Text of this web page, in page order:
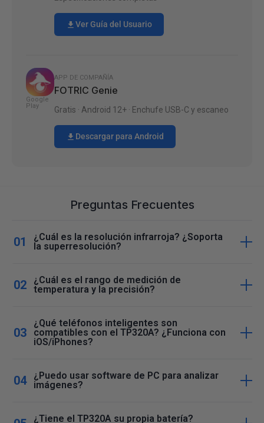
Ver Guía del Usuario
APP DE COMPAÑÍA
FOTRIC Genie
Gratis · Android 12+ · Enchufe USB-C y escaneo
Descargar para Android
Google
Play
Preguntas Frecuentes
¿Cuál es la resolución infrarroja? ¿Soporta
la superresolución?
¿Cuál es el rango de medición de
temperatura y la precisión?
¿Qué teléfonos inteligentes son
compatibles con el TP320A? ¿Funciona con
iOS/iPhones?
¿Puedo usar software de PC para analizar
imágenes?
¿Tiene el TP320A su propia batería?